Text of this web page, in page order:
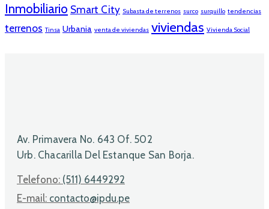
Inmobiliario Smart City Subasta de terrenos surco surquillo tendencias
terrenos Tinsa Urbania venta de viviendas viviendas Vivienda Social
Av. Primavera No. 643 Of. 502
Urb. Chacarilla Del Estanque San Borja.
Telefono: (511) 6449292
E-mail: contacto@ipdu.pe